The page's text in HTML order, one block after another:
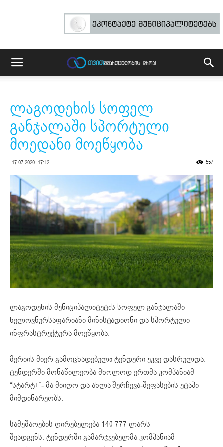
ლაგოდეხის სოფელ
განჯალაში სპორტული
მოედანი მოეწყობა
17.07.2020. 17:12 557
ლაგოდეხის მუნიციპალიტეტის სოფელ განჯალაში
ხელოვნურსაფარიანი მინისტადიონი და სპორტული
ინფრასტრუქტურა მოეწყობა.
მერიის მიერ გამოცხადებული ტენდერი უკვე დასრულდა.
ტენდერში მონაწილეობა მხოლოდ ერთმა კომპანიამ
“სტარტ+”- მა მიიღო და ახლა შერჩევა-შეფასების ეტაპი
მიმდინარეობს.
სამუშაოების ღირებულება 140 777 ლარს
შეადგენს. ტენდერში გამარჯვებულმა კომპანიამ